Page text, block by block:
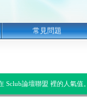
常見問題
論壇聯盟 裡的人氣值。